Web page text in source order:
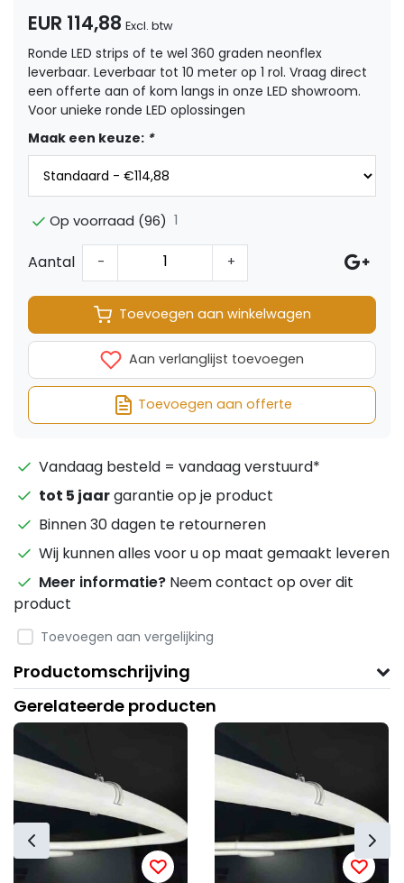
EUR 114,88 Excl. btw
Ronde LED strips of te wel 360 graden neonflex
leverbaar. Leverbaar tot 10 meter op 1 rol. Vraag direct
een offerte aan of kom langs in onze LED showroom.
Voor unieke ronde LED oplossingen
Maak een keuze: *
Op voorraad (96) 1
Aantal - +
Toevoegen aan winkelwagen
Aan verlanglijst toevoegen
Toevoegen aan offerte
Vandaag besteld = vandaag verstuurd*
tot 5 jaargarantie op je product
Binnen 30 dagen te retourneren
Wij kunnen alles voor u op maat gemaakt leveren
Meer informatie? Neem contact op over dit
product
Toevoegen aan vergelijking
Productomschrijving
Gerelateerde producten